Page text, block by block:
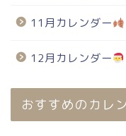
11月カレンダー
12月カレンダー
おすすめのカレ